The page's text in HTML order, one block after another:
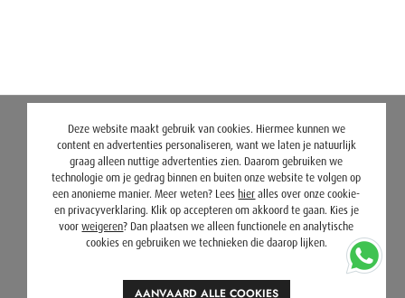
Deze website maakt gebruik van cookies. Hiermee kunnen we
content en advertenties personaliseren, want we laten je natuurlijk
graag alleen nuttige advertenties zien. Daarom gebruiken we
technologie om je gedrag binnen en buiten onze website te volgen op
een anonieme manier. Meer weten? Lees hier alles over onze cookie-
en privacyverklaring. Klik op accepteren om akkoord te gaan. Kies je
voorweigeren? Dan plaatsen we alleen functionele en analytische
cookies en gebruiken we technieken die daarop lijken.
AANVAARD ALLE COOKIES